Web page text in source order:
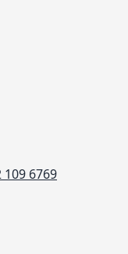
109 6769